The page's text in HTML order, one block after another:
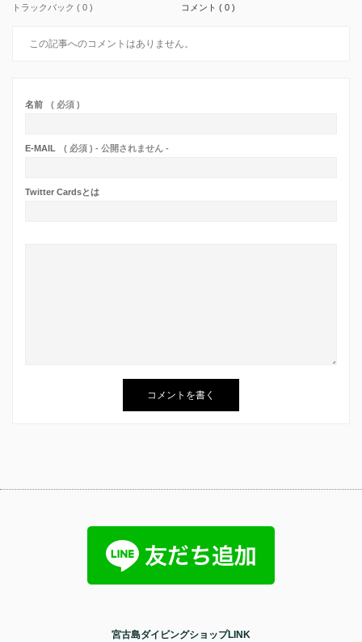
トラックバック ( 0 ) コメント ( 0 )
この記事へのコメントはありません。
名前 ( 必須 )
E-MAIL ( 必須 ) - 公開されません -
Twitter Cardsとは
宮古島ダイビングショップLINK